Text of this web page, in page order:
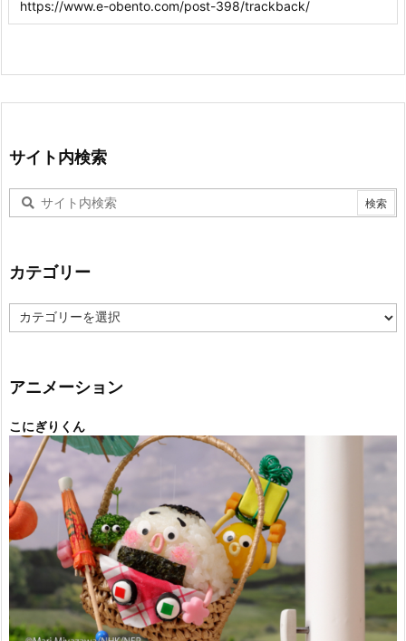
サイト内検索
カテゴリー
テ
ー
アニメーション
こにぎりくん